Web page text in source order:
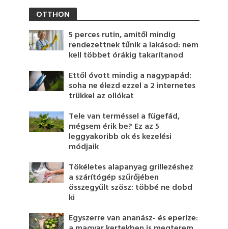
OTTHON
5 perces rutin, amitől mindig
rendezettnek tűnik a lakásod: nem
kell többet órákig takarítanod
Ettől óvott mindig a nagypapád:
soha ne élezd ezzel a 2 internetes
trükkel az ollókat
Tele van terméssel a fügefád,
mégsem érik be? Ez az 5
leggyakoribb ok és kezelési
módjaik
Tökéletes alapanyag grillezéshez
a szárítógép szűrőjében
összegyűlt szösz: többé ne dobd
ki
Egyszerre van ananász- és eperíze: